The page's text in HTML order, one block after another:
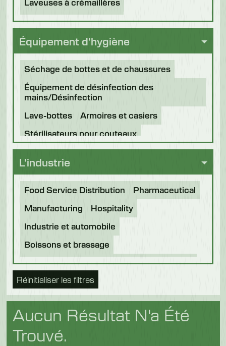
Tunnels de désinfection
Autres applications
Machines remises à neuf
Équipement d'hygiène
Séchage de bottes et de chaussures
Équipement de désinfection des
mains/Désinfection
Lave-bottes
Armoires et casiers
Stérilisateurs pour couteaux
L'industrie
Food Service Distribution
Pharmaceutical
Manufacturing
Hospitality
Industrie et automobile
Boissons et brassage
Transformation des aliments
Boulangerie
Aliments du futur
Chocolat
Confiserie
Produits laitiers
Poisson
Fruits et légumes
Logistique
Volaille et viande
Réinitialiser les filtres
Aucun Résultat N'a Été
Trouvé.